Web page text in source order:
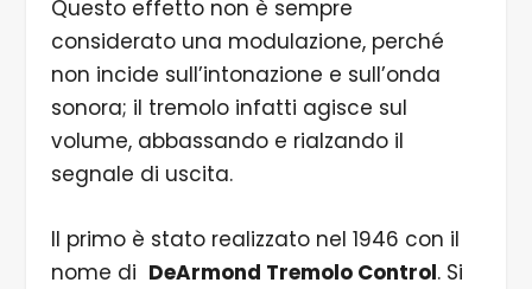
Questo effetto non è sempre
considerato una modulazione, perché
non incide sull’intonazione e sull’onda
sonora; il tremolo infatti agisce sul
volume, abbassando e rialzando il
segnale di uscita.
Il primo è stato realizzato nel 1946 con il
nome di DeArmond Tremolo Control. Si